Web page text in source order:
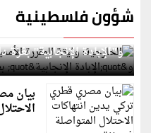
شؤون فلسطينية
الخارجية: وثيقة المقررة
و"الإبادة الإنجابية"
بيان